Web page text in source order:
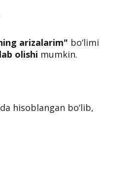
qilindi
fanlari
arizalarim" bo‘limi
olishi